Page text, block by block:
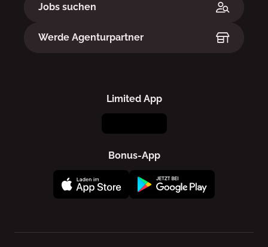
Jobs suchen
Werde Agenturpartner
Limited App
Bonus-App